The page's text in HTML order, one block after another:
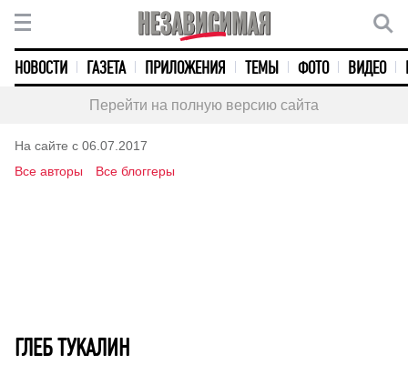
НОВОСТИ ГАЗЕТА ПРИЛОЖЕНИЯ ТЕМЫ ФОТО ВИДЕО
Перейти на полную версию сайта
На сайте с 06.07.2017
Все авторы
Все блоггеры
ГЛЕБ ТУКАЛИН